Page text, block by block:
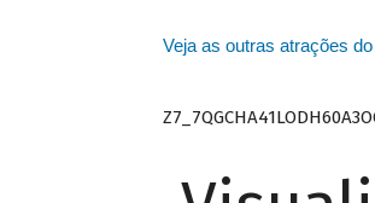
Veja as outras atrações